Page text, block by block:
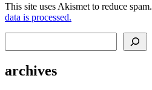
This site uses Akismet to reduce spam.
data is processed.
archives